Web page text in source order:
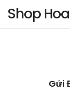
Shop
Gửi